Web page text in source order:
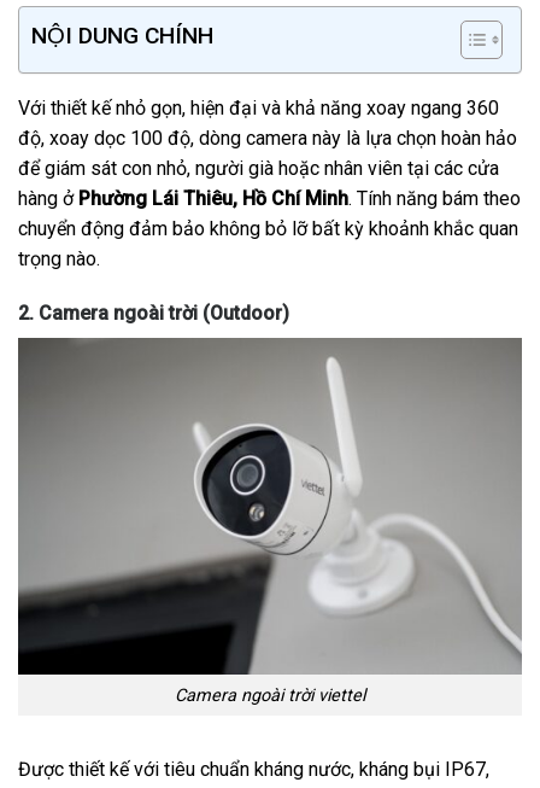
NỘI DUNG CHÍNH
Với thiết kế nhỏ gọn, hiện đại và khả năng xoay ngang 360
độ, xoay dọc 100 độ, dòng camera này là lựa chọn hoàn hảo
để giám sát con nhỏ, người già hoặc nhân viên tại các cửa
hàng ở Phường Lái Thiêu, Hồ Chí Minh. Tính năng bám theo
chuyển động đảm bảo không bỏ lỡ bất kỳ khoảnh khắc quan
trọng nào.
2. Camera ngoài trời (Outdoor)
Camera ngoài trời viettel
Được thiết kế với tiêu chuẩn kháng nước, kháng bụi IP67,